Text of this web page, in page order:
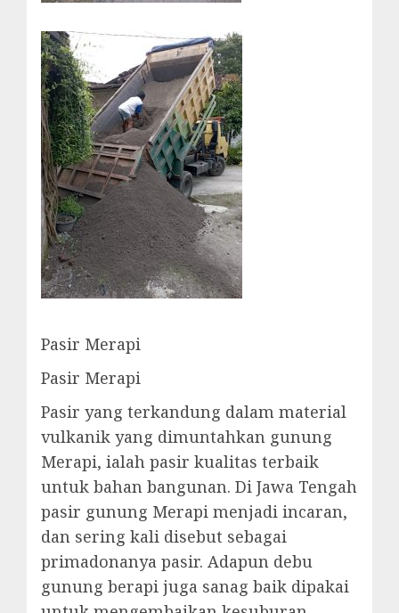
Pasir Merapi
Pasir Merapi
Pasir yang terkandung dalam material
vulkanik yang dimuntahkan gunung
Merapi, ialah pasir kualitas terbaik
untuk bahan bangunan. Di Jawa Tengah
pasir gunung Merapi menjadi incaran,
dan sering kali disebut sebagai
primadonanya pasir. Adapun debu
gunung berapi juga sanag baik dipakai